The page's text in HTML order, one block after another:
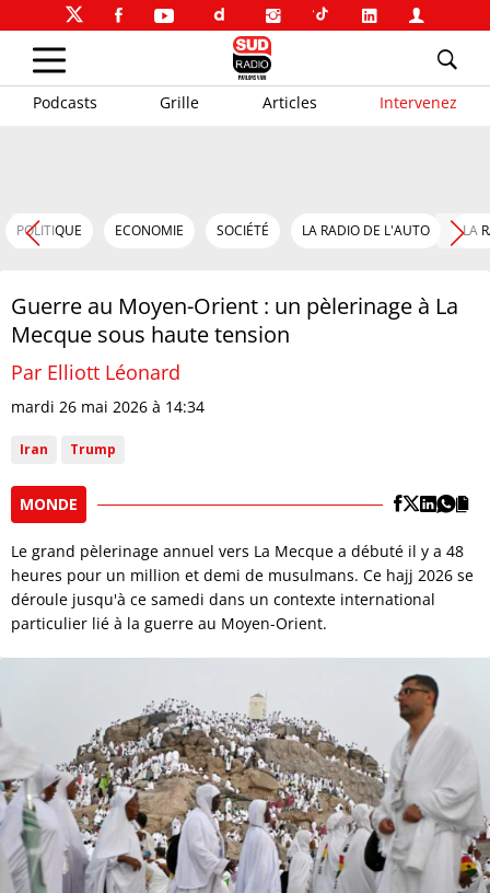
Podcasts Grille Articles Intervenez
POLITIQUE ECONOMIE SOCIÉTÉ LA RADIO DE L'AUTO LA
Guerre au Moyen-Orient : un pèlerinage à La
Mecque sous haute tension
Par Elliott Léonard
mardi 26 mai 2026 à 14:34
Iran Trump
MONDE
Le grand pèlerinage annuel vers La Mecque a débuté il y a 48
heures pour un million et demi de musulmans. Ce hajj 2026 se
déroule jusqu'à ce samedi dans un contexte international
particulier lié à la guerre au Moyen-Orient.